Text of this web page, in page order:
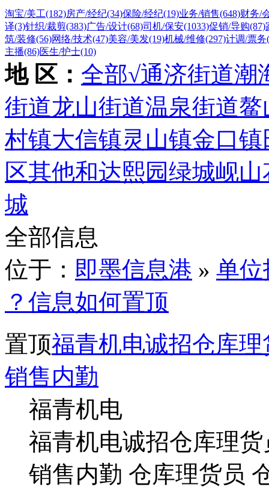
淘宝/美工(182)房产/经纪(34)保险/经纪(19)业务/销售(648)财务/
译(3)针织/裁剪(383)广告/设计(68)司机/保安(1033)促销/导购(87)
筑/装修(56)网络/技术(47)美容/美发(19)机械/维修(297)计调/票务
主播(86)医生/护士(10)
地 区： 全部√通济街道潮
街道龙山街道温泉街道鳌
村镇大信镇灵山镇金口镇
区其他和达熙园绿城岘山
城
全部信息
位于： 即墨信息港 » 单位
？信息如何置顶
置顶福青机电诚招仓库
销售内勤
福青机电
福青机电诚招仓库理
销售内勤 仓库理货员